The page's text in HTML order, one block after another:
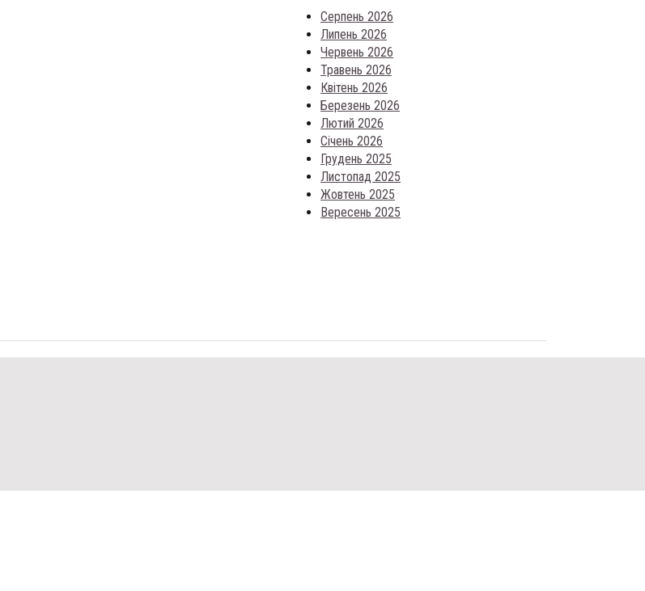
Серпень 2026
Липень 2026
Червень 2026
Травень 2026
Квітень 2026
Березень 2026
Лютий 2026
Січень 2026
Грудень 2025
Листопад 2025
Жовтень 2025
Вересень 2025